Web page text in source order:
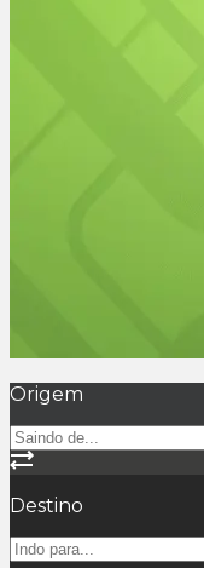
Origem
Destino